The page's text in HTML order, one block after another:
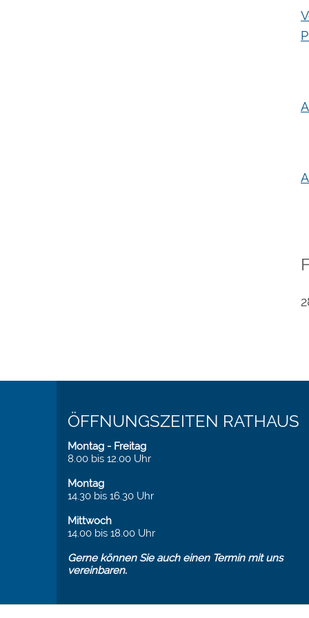
ÖFFNUNGSZEITEN RATHAUS
Montag - Freitag
8.00 bis 12.00 Uhr
Montag
14.30 bis 16.30 Uhr
Mittwoch
14.00 bis 18.00 Uhr
Gerne können Sie auch einen Termin mit uns
vereinbaren.